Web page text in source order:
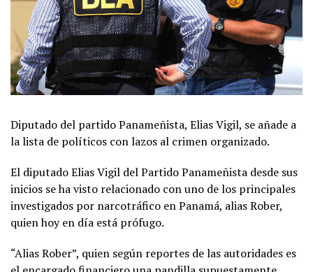
Diputado del partido Panameñista, Elias Vigil, se añade a
la lista de políticos con lazos al crimen organizado.
El diputado Elias Vigil del Partido Panameñista desde sus
inicios se ha visto relacionado con uno de los principales
investigados por narcotráfico en Panamá, alias Rober,
quien hoy en día está prófugo.
“Alias Rober”, quien según reportes de las autoridades es